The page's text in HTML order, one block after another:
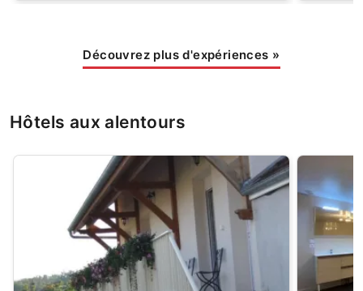
Découvrez plus d'expériences »
Hôtels aux alentours